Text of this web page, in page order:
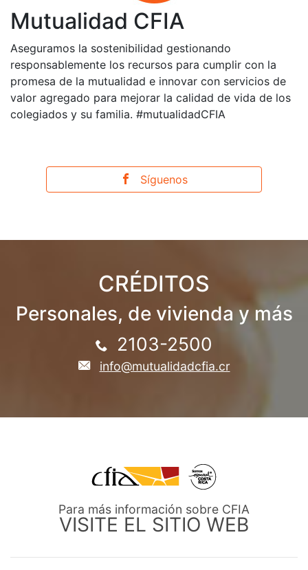
Mutualidad CFIA
Aseguramos la sostenibilidad gestionando
responsablemente los recursos para cumplir con la
promesa de la mutualidad e innovar con servicios de
valor agregado para mejorar la calidad de vida de los
colegiados y su familia. #mutualidadCFIA
Síguenos
CRÉDITOS
Personales, de vivienda y más
2103-2500
info@mutualidadcfia.cr
Para más información sobre CFIA
VISITE EL SITIO WEB